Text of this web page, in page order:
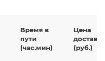
Время в
пути
(час.мин)
Цена
(руб.)